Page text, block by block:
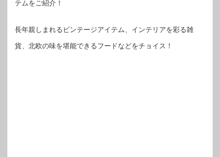
テムをご紹介！
長年親しまれるビンテージアイテム、インテリアを彩る雑
貨、北欧の味を堪能できるフードなどをチョイス！